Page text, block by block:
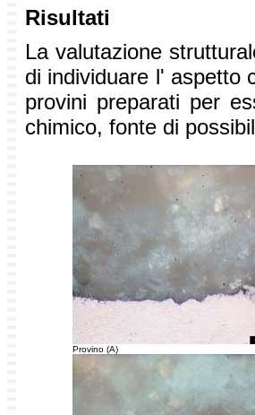
Risultati
La valutazione
di individuare l' aspetto
provini preparati per
chimico, fonte di
Provino (A)